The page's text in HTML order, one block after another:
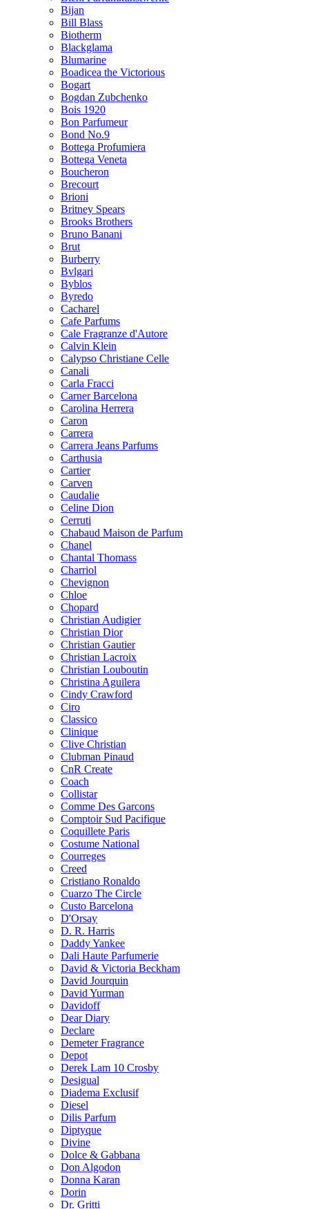
Bijan
Bill Blass
Biotherm
Blackglama
Blumarine
Boadicea the Victorious
Bogart
Bogdan Zubchenko
Bois 1920
Bon Parfumeur
Bond No.9
Bottega Profumiera
Bottega Veneta
Boucheron
Brecourt
Brioni
Britney Spears
Brooks Brothers
Bruno Banani
Brut
Burberry
Bvlgari
Byblos
Byredo
Cacharel
Cafe Parfums
Cale Fragranze d'Autore
Calvin Klein
Calypso Christiane Celle
Canali
Carla Fracci
Carner Barcelona
Carolina Herrera
Caron
Carrera
Carrera Jeans Parfums
Carthusia
Cartier
Carven
Caudalie
Celine Dion
Cerruti
Chabaud Maison de Parfum
Chanel
Chantal Thomass
Charriol
Chevignon
Chloe
Chopard
Christian Audigier
Christian Dior
Christian Gautier
Christian Lacroix
Christian Louboutin
Christina Aguilera
Cindy Crawford
Ciro
Classico
Clinique
Clive Christian
Clubman Pinaud
CnR Create
Coach
Collistar
Comme Des Garcons
Comptoir Sud Pacifique
Coquillete Paris
Costume National
Courreges
Creed
Cristiano Ronaldo
Cuarzo The Circle
Custo Barcelona
D'Orsay
D. R. Harris
Daddy Yankee
Dali Haute Parfumerie
David & Victoria Beckham
David Jourquin
David Yurman
Davidoff
Dear Diary
Declare
Demeter Fragrance
Depot
Derek Lam 10 Crosby
Desigual
Diadema Exclusif
Diesel
Dilis Parfum
Diptyque
Divine
Dolce & Gabbana
Don Algodon
Donna Karan
Dorin
Dr. Gritti